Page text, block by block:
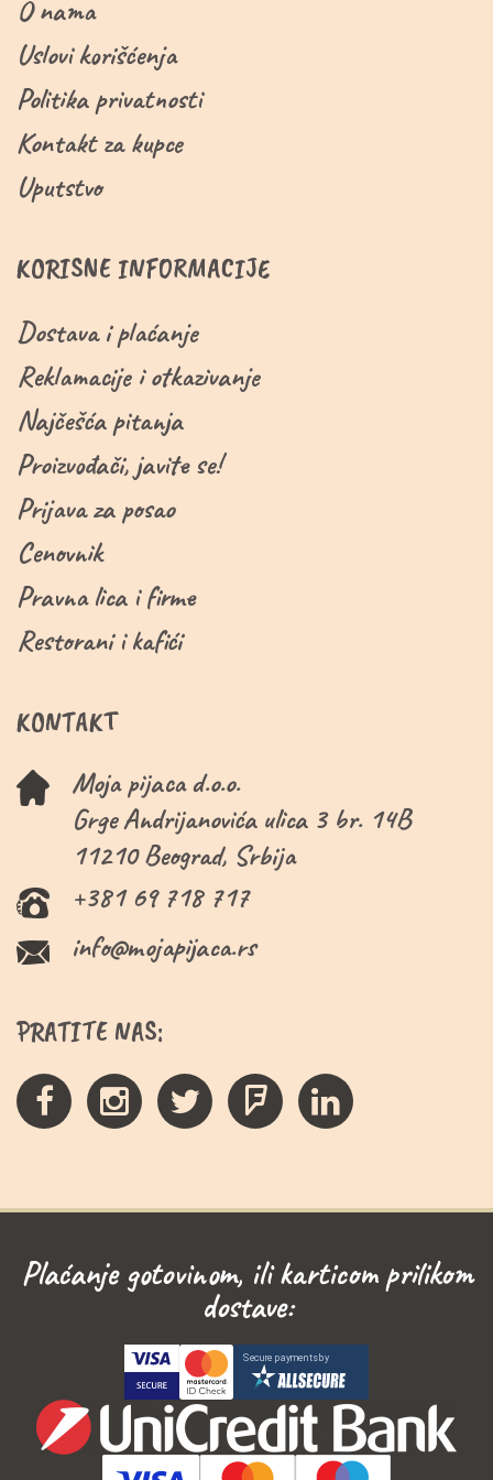
O nama
Uslovi korišćenja
Politika privatnosti
Kontakt za kupce
Uputstvo
KORISNE INFORMACIJE
Dostava i plaćanje
Reklamacije i otkazivanje
Najčešća pitanja
Proizvođači, javite se!
Prijava za posao
Cenovnik
Pravna lica i firme
Restorani i kafići
KONTAKT
Moja pijaca d.o.o.
Grge Andrijanovića ulica 3 br. 14B
11210 Beograd, Srbija
+381 69 718 717
info@mojapijaca.rs
PRATITE NAS:
Plaćanje gotovinom, ili karticom prilikom
dostave: